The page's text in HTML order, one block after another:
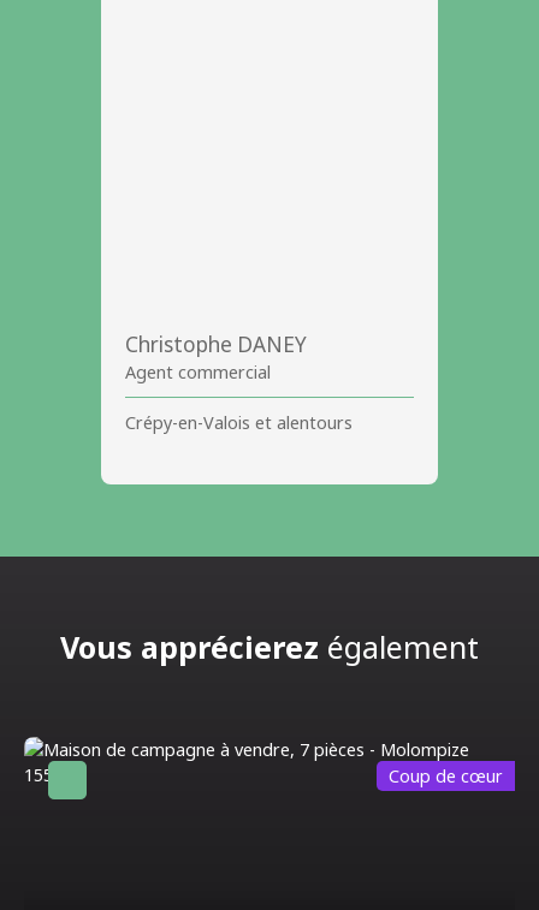
Christophe DANEY
Agent commercial
Crépy-en-Valois et alentours
Vous apprécierez également
Coup de cœur